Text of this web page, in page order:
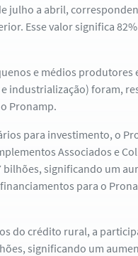
julho a abril,
Esse valor significa
e médios produtores
industrialização) foram,
Pronamp.
para investimento, o
Associados e
significando um
para o
do crédito rural, a
significando um